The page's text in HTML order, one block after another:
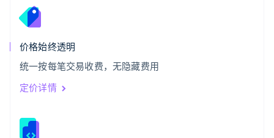
价格始终透明
统一按每笔交易收费，无隐藏费用
定价详情
English
泰国
ไทย
希腊
English
西班牙
Español
新加坡
新西兰